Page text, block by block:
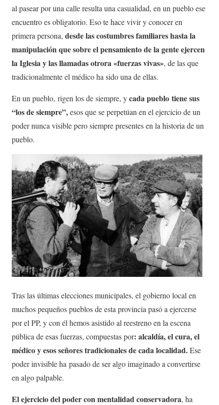
al pasear por una calle resulta una casualidad, en un pueblo ese
encuentro es obligatorio. Eso te hace vivir y conocer en
primera persona, desde las costumbres familiares hasta la
manipulación que sobre el pensamiento de la gente ejercen
la Iglesia y las llamadas otrora «fuerzas vivas», de las que
tradicionalmente el médico ha sido una de ellas.
En un pueblo, rigen los de siempre, ycada pueblo tiene sus
“los de siempre”,esos que se perpetúan en el ejercicio de un
poder nunca visible pero siempre presentes en la historia de un
pueblo.
Tras las últimas elecciones municipales, el gobierno local en
muchos pequeños pueblos de esta provincia pasó a ejercerse
por el PP, y con él hemos asistido al reestreno en la escena
pública de esas fuerzas, compuestas por: alcaldía, el cura, el
médico y esos señores tradicionales de cada localidad.Ese
poder invisible ha pasado de ser algo imaginado a convertirse
en algo palpable.
El ejercicio del poder con mentalidad conservadora, ha